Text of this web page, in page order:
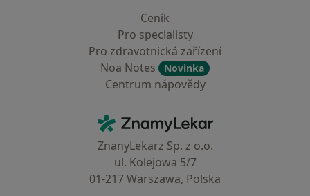
Ceník
Pro specialisty
Pro zdravotnická zařízení
Noa Notes
Novinka
Centrum nápovědy
ZnamyLekar - Hlavní stránka
ZnanyLekarz Sp. z o.o.
ul. Kolejowa 5/7
01-217 Warszawa, Polska